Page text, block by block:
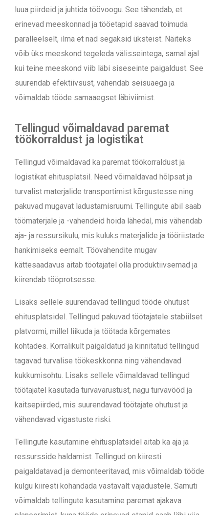
luua piirdeid ja juhtida töövoogu. See tähendab, et
erinevad meeskonnad ja tööetapid saavad toimuda
paralleelselt, ilma et nad segaksid üksteist. Näiteks
võib üks meeskond tegeleda välisseintega, samal ajal
kui teine meeskond viib läbi siseseinte paigaldust. See
suurendab efektiivsust, vähendab seisuaega ja
võimaldab tööde samaaegset läbiviimist.
Tellingud võimaldavad paremat
töökorraldust ja logistikat
Tellingud võimaldavad ka paremat töökorraldust ja
logistikat ehitusplatsil. Need võimaldavad hõlpsat ja
turvalist materjalide transportimist kõrgustesse ning
pakuvad mugavat ladustamisruumi. Tellingute abil saab
töömaterjale ja -vahendeid hoida lähedal, mis vähendab
aja- ja ressursikulu, mis kuluks materjalide ja tööriistade
hankimiseks eemalt. Töövahendite mugav
kättesaadavus aitab töötajatel olla produktiivsemad ja
kiirendab tööprotsesse.
Lisaks sellele suurendavad tellingud tööde ohutust
ehitusplatsidel. Tellingud pakuvad töötajatele stabiilset
platvormi, millel liikuda ja töötada kõrgemates
kohtades. Korralikult paigaldatud ja kinnitatud tellingud
tagavad turvalise töökeskkonna ning vähendavad
kukkumisohtu. Lisaks sellele võimaldavad tellingud
töötajatel kasutada turvavarustust, nagu turvavööd ja
kaitsepiirded, mis suurendavad töötajate ohutust ja
vähendavad vigastuste riski.
Tellingute kasutamine ehitusplatsidel aitab ka aja ja
ressursside haldamist. Tellingud on kiiresti
paigaldatavad ja demonteeritavad, mis võimaldab tööde
kulgu kiiresti kohandada vastavalt vajadustele. Samuti
võimaldab tellingute kasutamine paremat ajakava